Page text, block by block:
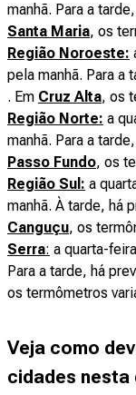
manhã. Para a
Santa Maria, os
Região Noroeste:
pela manhã. Para a
. Em Cruz Alta, os
Região Norte: a
manhã. Para a
Passo Fundo, os
Região Sul: a
manhã. À tarde, há
Canguçu, os
Serra: a quarta-
Para a tarde, há
os termômetros
Veja como
cidades nesta